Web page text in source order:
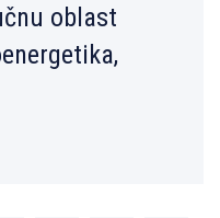
oblast